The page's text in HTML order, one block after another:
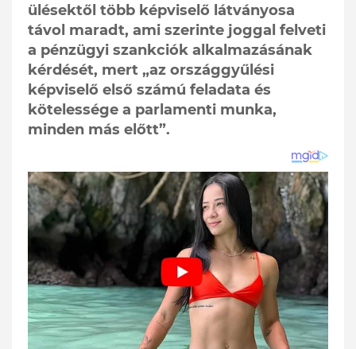
ülésektől több képviselő látványosa
távol maradt, ami szerinte joggal felveti
a pénzügyi szankciók alkalmazásának
kérdését, mert „az országgyűlési
képviselő első számú feladata és
kötelessége a parlamenti munka,
minden más előtt”.